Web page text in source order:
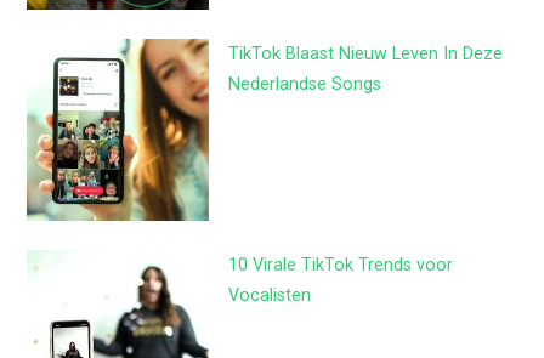
TikTok Blaast Nieuw Leven In Deze
Nederlandse Songs
10 Virale TikTok Trends voor
Vocalisten